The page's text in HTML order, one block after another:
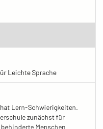
Leichte Sprache
Lern-Schwierigkeiten.
zunächst für
Menschen